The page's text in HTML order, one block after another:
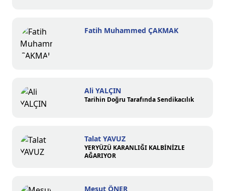
Fatih Muhammed ÇAKMAK
Ali YALÇIN
Tarihin Doğru Tarafında Sendikacılık
Talat YAVUZ
YERYÜZÜ KARANLIĞI KALBİNİZLE
AĞARIYOR
Mesut ÖNER